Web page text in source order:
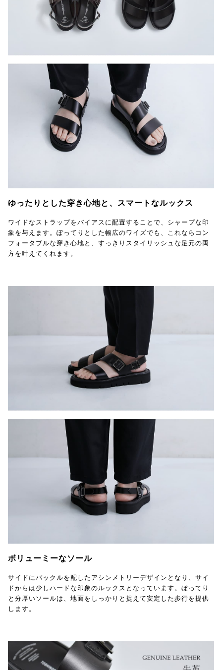
ゆったりとした穿き心地と、スマートなルックス
ワイドなストラップをバイアスに配置することで、シャープな印
象を与えます。ぽってりとした幅広のワイズでも、これならコン
フォータブルな穿き心地と、すっきりスタイリッシュな足元の両
方を叶えてくれます。
ボリューミーなソール
サイドにバックルを配したアシンメトリーデザインとなり、サイ
ドからは少しハードな印象のルックスとなっています。ぼってり
と分厚いソールは、地面をしっかりと捉えて安定した歩行を提供
します。